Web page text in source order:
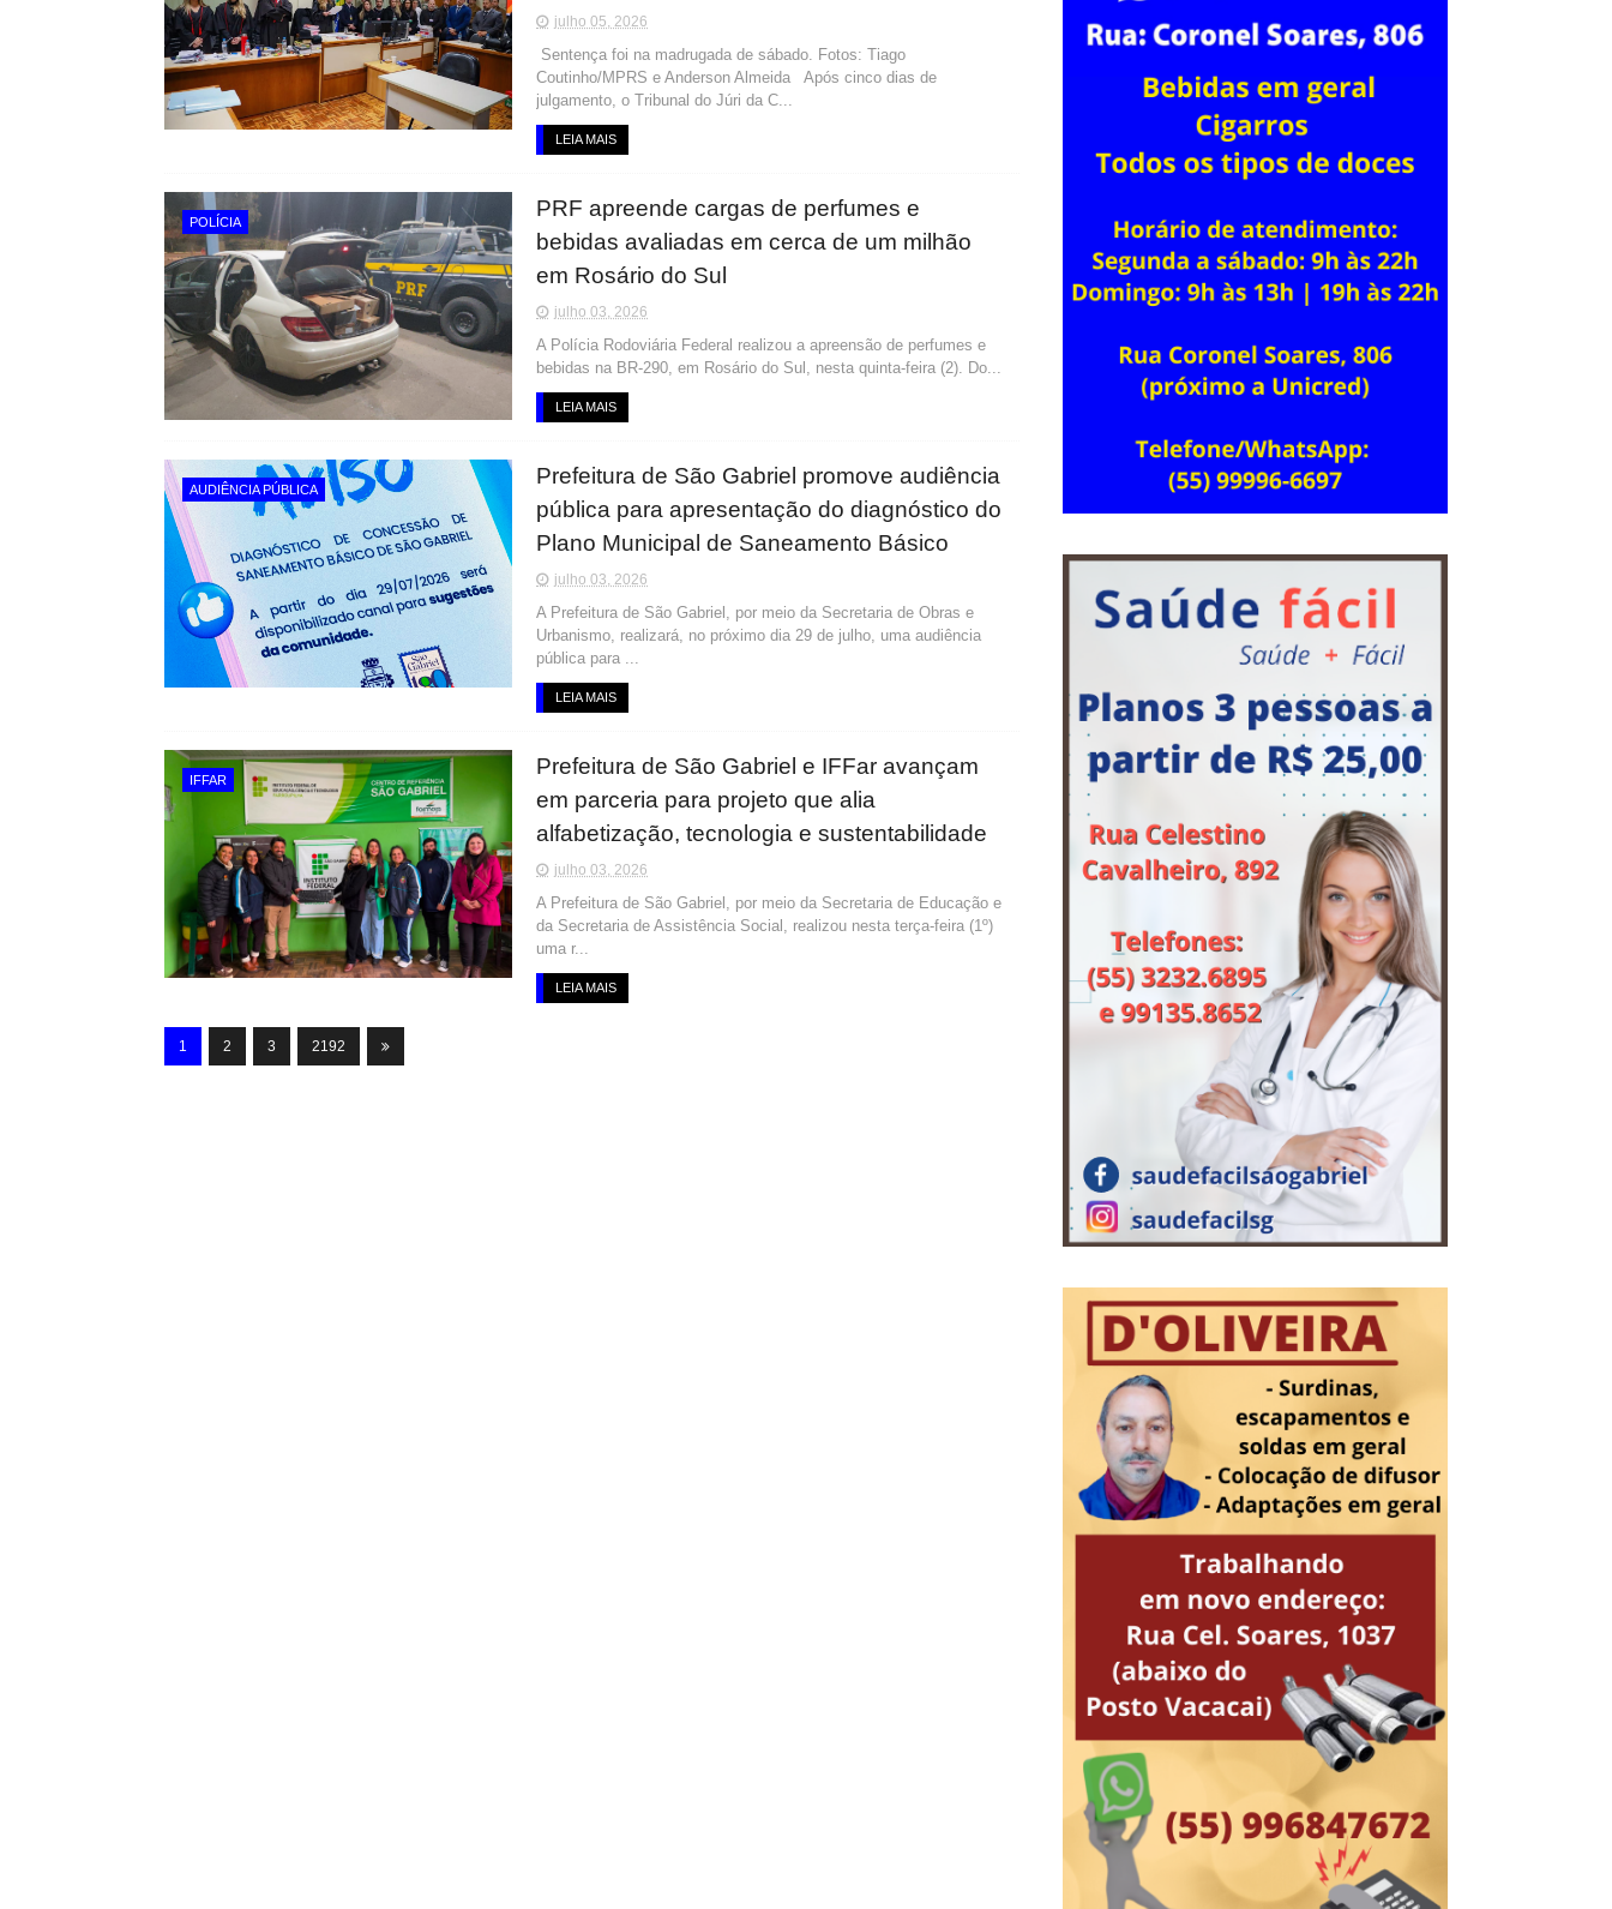
julho 05, 2026
Sentença foi na madrugada de sábado. Fotos: Tiago
Coutinho/MPRS e Anderson Almeida Após cinco dias de
julgamento, o Tribunal do Júri da C...
LEIA MAIS
POLÍCIA
PRF apreende cargas de perfumes e
bebidas avaliadas em cerca de um milhão
em Rosário do Sul
julho 03, 2026
A Polícia Rodoviária Federal realizou a apreensão de perfumes e
bebidas na BR-290, em Rosário do Sul, nesta quinta-feira (2). Do...
LEIA MAIS
AUDIÊNCIA PÚBLICA
Prefeitura de São Gabriel promove audiência
pública para apresentação do diagnóstico do
Plano Municipal de Saneamento Básico
julho 03, 2026
A Prefeitura de São Gabriel, por meio da Secretaria de Obras e
Urbanismo, realizará, no próximo dia 29 de julho, uma audiência
pública para ...
LEIA MAIS
IFFAR
Prefeitura de São Gabriel e IFFar avançam
em parceria para projeto que alia
alfabetização, tecnologia e sustentabilidade
julho 03, 2026
A Prefeitura de São Gabriel, por meio da Secretaria de Educação e
da Secretaria de Assistência Social, realizou nesta terça-feira (1º)
uma r...
LEIA MAIS
1 2 3 2192